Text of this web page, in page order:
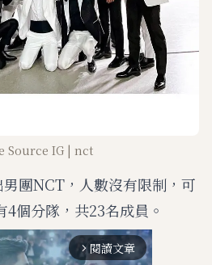
Source IG | nct
團NCT，人數沒有限制，可
個分隊，共23名成員。
arrow_forward_ios 閱讀文章